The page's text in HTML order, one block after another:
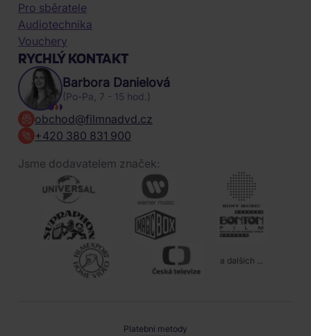
Pro sběratele
Audiotechnika
Vouchery
RYCHLÝ KONTAKT
Barbora Danielová
(Po-Pa, 7 - 15 hod.)
obchod@filmnadvd.cz
+420 380 831 900
Jsme dodavatelem značek:
a dalších ...
Platební metody